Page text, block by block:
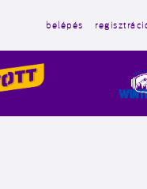
belépés